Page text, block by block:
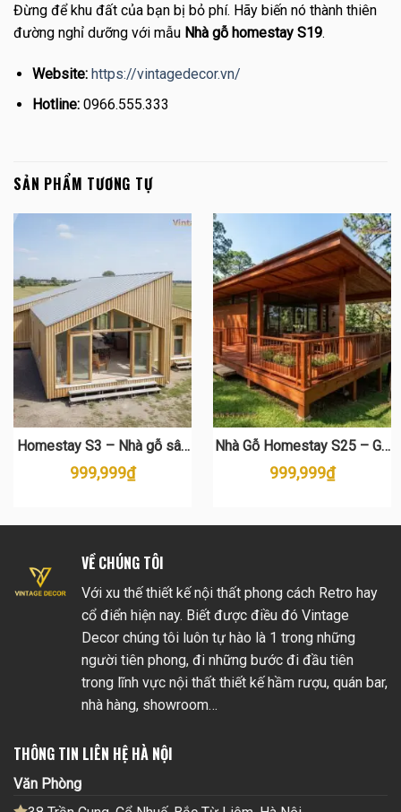
Đừng để khu đất của bạn bị bỏ phí. Hãy biến nó thành thiên
đường nghỉ dưỡng với mẫu Nhà gỗ homestay S19.
Website: https://vintagedecor.vn/
Hotline:0966.555.333
SẢN PHẨM TƯƠNG TỰ
Homestay S3 – Nhà gỗ sân
vườn hiện đại, view cánh
đồng dành cho nghỉ dưỡng
999,999₫
Nhà Gỗ Homestay S25 – Gỗ
Thông Tự Nhiên Cao Cấp
999,999₫
VỀ CHÚNG TÔI
Với xu thế thiết kế nội thất phong cách Retro hay
cổ điển hiện nay. Biết được điều đó Vintage
Decor chúng tôi luôn tự hào là 1 trong những
người tiên phong, đi những bước đi đầu tiên
trong lĩnh vực nội thất thiết kế hầm rượu, quán bar,
nhà hàng, showroom…
THÔNG TIN LIÊN HỆ HÀ NỘI
Văn Phòng